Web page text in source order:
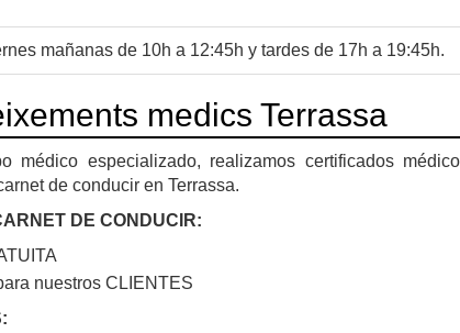
mañanas de 10h a 12:45h y tardes de 17h a 19:45h.
medics Terrassa
médico especializado, realizamos certificados
de conducir en Terrassa.
DE CONDUCIR:
nuestros CLIENTES